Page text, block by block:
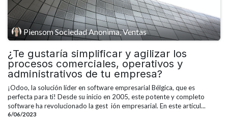
Piensom Sociedad Anonima, Ventas
¿Te gustaría simplificar y agilizar los
procesos comerciales, operativos y
administrativos de tu empresa?
¡Odoo, la solución líder en software empresarial Bélgica, que es
perfecta para ti! Desde su inicio en 2005, este potente y completo
software ha revolucionado la gest ​ ión empresarial. En este artícul...
6/06/2023